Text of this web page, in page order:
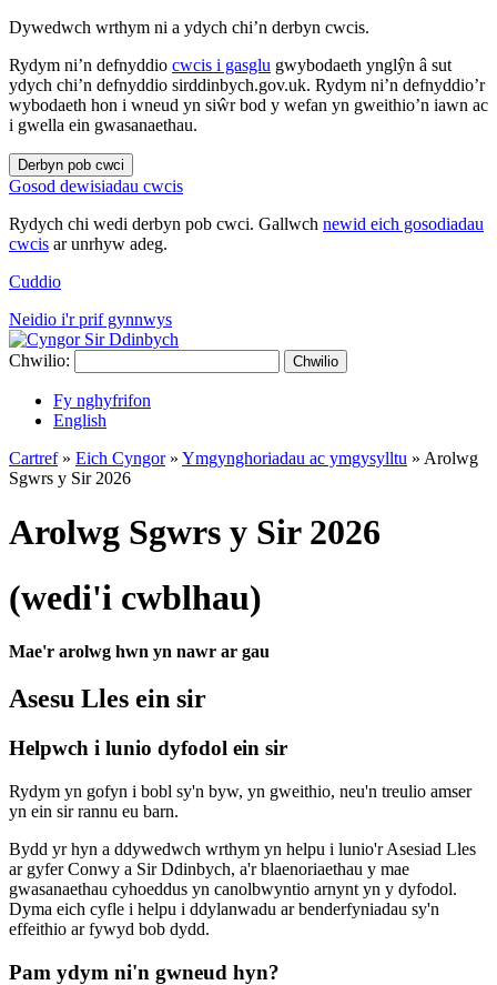
Dywedwch wrthym ni a ydych chi’n derbyn cwcis.
Rydym ni’n defnyddio cwcis i gasglu gwybodaeth ynglŷn â sut
ydych chi’n defnyddio sirddinbych.gov.uk. Rydym ni’n defnyddio’r
wybodaeth hon i wneud yn siŵr bod y wefan yn gweithio’n iawn ac
i gwella ein gwasanaethau.
Derbyn pob cwci
Gosod dewisiadau cwcis
Rydych chi wedi derbyn pob cwci. Gallwch newid eich gosodiadau
cwcis ar unrhyw adeg.
Cuddio
Neidio i'r prif gynnwys
Chwilio: Chwilio
Fy nghyfrifon
English
Cartref» Eich Cyngor» Ymgynghoriadau ac ymgysylltu » Arolwg
Sgwrs y Sir 2026
Arolwg Sgwrs y Sir 2026
(wedi'i cwblhau)
Mae'r arolwg hwn yn nawr ar gau
Asesu Lles ein sir
Helpwch i lunio dyfodol ein sir
Rydym yn gofyn i bobl sy'n byw, yn gweithio, neu'n treulio amser
yn ein sir rannu eu barn.
Bydd yr hyn a ddywedwch wrthym yn helpu i lunio'r Asesiad Lles
ar gyfer Conwy a Sir Ddinbych, a'r blaenoriaethau y mae
gwasanaethau cyhoeddus yn canolbwyntio arnynt yn y dyfodol.
Dyma eich cyfle i helpu i ddylanwadu ar benderfyniadau sy'n
effeithio ar fywyd bob dydd.
Pam ydym ni'n gwneud hyn?